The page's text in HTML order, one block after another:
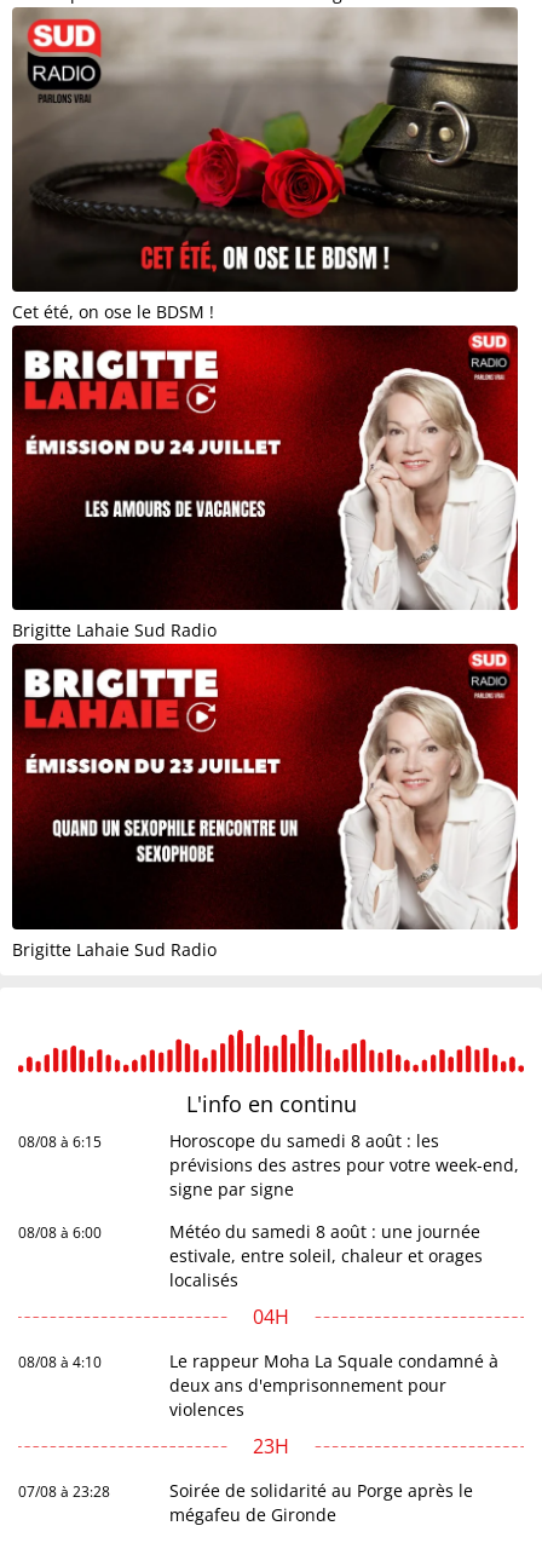
Cet été, on ose le BDSM !
Brigitte Lahaie Sud Radio
Brigitte Lahaie Sud Radio
L'info en continu
08/08 à 6:15
Horoscope du samedi 8 août : les
prévisions des astres pour votre week-end,
signe par signe
08/08 à 6:00
Météo du samedi 8 août : une journée
estivale, entre soleil, chaleur et orages
localisés
04H
08/08 à 4:10
Le rappeur Moha La Squale condamné à
deux ans d'emprisonnement pour
violences
23H
07/08 à 23:28
Soirée de solidarité au Porge après le
mégafeu de Gironde